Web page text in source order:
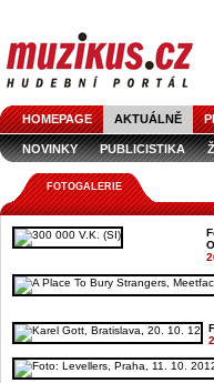
HOMEPAGE AKTUÁLNĚ
NOVINKY PUBLICISTIKA
FOTOGALERIE